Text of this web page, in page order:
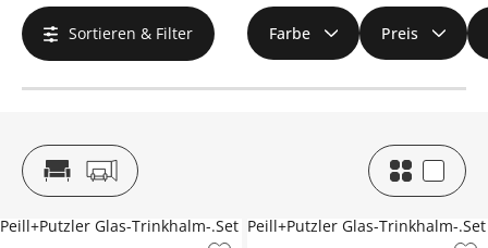
Sortieren & Filter Farbe Preis
Peill+Putzler Glas-Trinkhalm-.Set Peill+Putzler Glas-Trinkhalm-.Set